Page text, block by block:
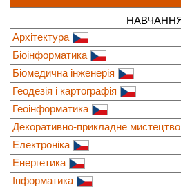
Архітектура
Біоінформатика
Біомедична інженерія
Геодезія і картографія
Геоінформатика
Декоративно-прикладне
Електроніка
Енергетика
Інформатика